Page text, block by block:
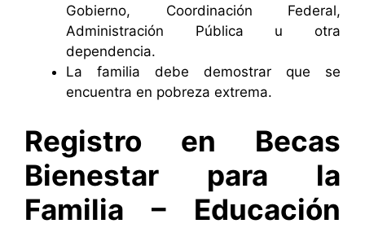
Gobierno, Coordinación Federal,
Administración Pública u otra
dependencia.
La familia debe demostrar que se
encuentra en pobreza extrema.
Registro en Becas
Bienestar para la
Familia – Educación